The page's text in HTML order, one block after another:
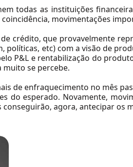
todas as instituições
movimentações
crédito, que provavelmente
políticas, etc) com a visão de
P&L e rentabilização do
se percebe.
de enfraquecimento no mês
do esperado. Novamente,
agora, antecipar os